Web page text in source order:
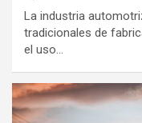
La industria
tradicionales de
el uso…